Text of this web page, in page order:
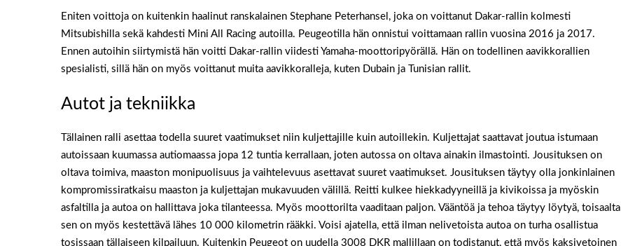
Eniten voittoja on kuitenkin haalinut ranskalainen Stephane Peterhansel, joka on voittanut Dakar-rallin kolmesti
Mitsubishilla sekä kahdesti Mini All Racing autoilla. Peugeotilla hän onnistui voittamaan rallin vuosina 2016 ja 2017.
Ennen autoihin siirtymistä hän voitti Dakar-rallin viidesti Yamaha-moottoripyörällä. Hän on todellinen aavikkorallien
spesialisti, sillä hän on myös voittanut muita aavikkoralleja, kuten Dubain ja Tunisian rallit.
Autot ja tekniikka
Tällainen ralli asettaa todella suuret vaatimukset niin kuljettajille kuin autoillekin. Kuljettajat saattavat joutua istumaan
autoissaan kuumassa autiomaassa jopa 12 tuntia kerrallaan, joten autossa on oltava ainakin ilmastointi. Jousituksen on
oltava toimiva, maaston monipuolisuus ja vaihtelevuus asettavat suuret vaatimukset. Jousituksen täytyy olla jonkinlainen
kompromissiratkaisu maaston ja kuljettajan mukavuuden välillä. Reitti kulkee hiekkadyyneillä ja kivikoissa ja myöskin
asfaltilla ja autoa on hallittava joka tilanteessa. Myös moottorilta vaaditaan paljon. Vääntöä ja tehoa täytyy löytyä, toisaalta
sen on myös kestettävä lähes 10 000 kilometrin rääkki. Voisi ajatella, että ilman nelivetoista autoa on turha osallistua
tosissaan tällaiseen kilpailuun. Kuitenkin Peugeot on uudella 3008 DKR mallillaan on todistanut, että myös kaksivetoinen